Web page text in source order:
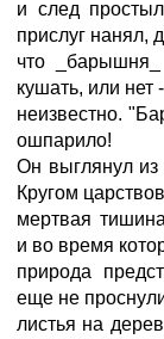
и след
прислуг нанял,
что
кушать, или нет -
неизвестно.
ошпарило!
Он выглянул из
Кругом
мертвая
и во время
природа
еще не
листья на